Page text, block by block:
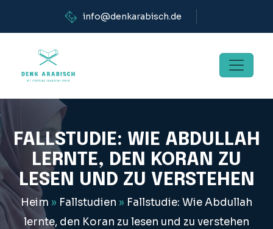
info@denkarabisch.de
FALLSTUDIE: WIE ABDULLAH
LERNTE, DEN KORAN ZU
LESEN UND ZU VERSTEHEN
Heim » Fallstudien » Fallstudie: Wie Abdullah
lernte, den Koran zu lesen und zu verstehen